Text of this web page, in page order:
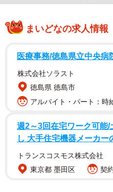
まいどなの求人情報
医療事務/徳島県立中央病
株式会社ソラスト
徳島県 徳島市
アルバイト・パート：時
週2～3回在宅ワーク可能
し 大手住宅機器メーカー
トランスコスモス株式会社
東京都 墨田区
契